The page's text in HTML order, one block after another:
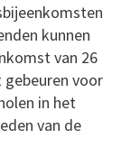
kunnen
van 26
voor
in het
van de